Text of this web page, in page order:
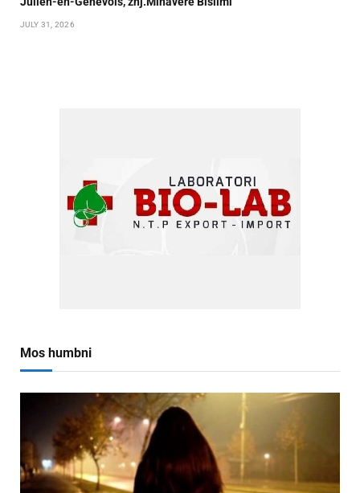
JULY 31, 2026
Mos humbni